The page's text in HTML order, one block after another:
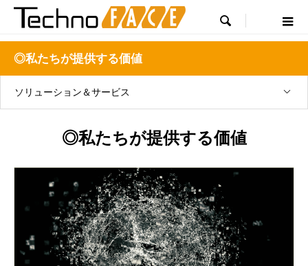

◎私たちが提供する価値
ソリューション＆サービス
◎私たちが提供する価値